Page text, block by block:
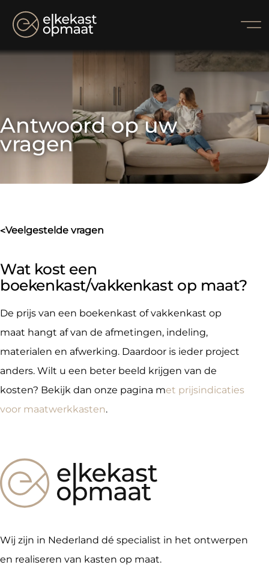
Antwoord op uw
vragen
> veelgestelde vragen
Wat kost een
boekenkast/vakkenkast op maat?
De prijs van een boekenkast of vakkenkast op
maat hangt af van de afmetingen, indeling,
materialen en afwerking. Daardoor is ieder project
anders. Wilt u een beter beeld krijgen van de
kosten? Bekijk dan onze pagina met prijsindicaties
voor maatwerkkasten.
Wij zijn in Nederland dé specialist in het ontwerpen
en realiseren van kasten op maat.